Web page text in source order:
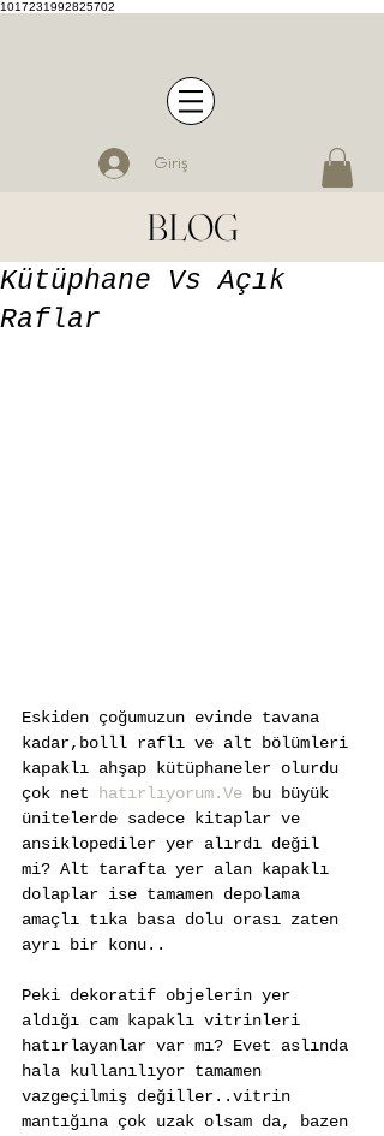
1017231992825702
Giriş
BLOG
Kütüphane Vs Açık
Raflar
Eskiden çoğumuzun evinde tavana
kadar,bolll raflı ve alt bölümleri
kapaklı ahşap kütüphaneler olurdu
çok net hatırlıyorum.Ve bu büyük
ünitelerde sadece kitaplar ve
ansiklopediler yer alırdı değil
mi? Alt tarafta yer alan kapaklı
dolaplar ise tamamen depolama
amaçlı tıka basa dolu orası zaten
ayrı bir konu..
Peki dekoratif objelerin yer
aldığı cam kapaklı vitrinleri
hatırlayanlar var mı? Evet aslında
hala kullanılıyor tamamen
vazgeçilmiş değiller..vitrin
mantığına çok uzak olsam da, bazen